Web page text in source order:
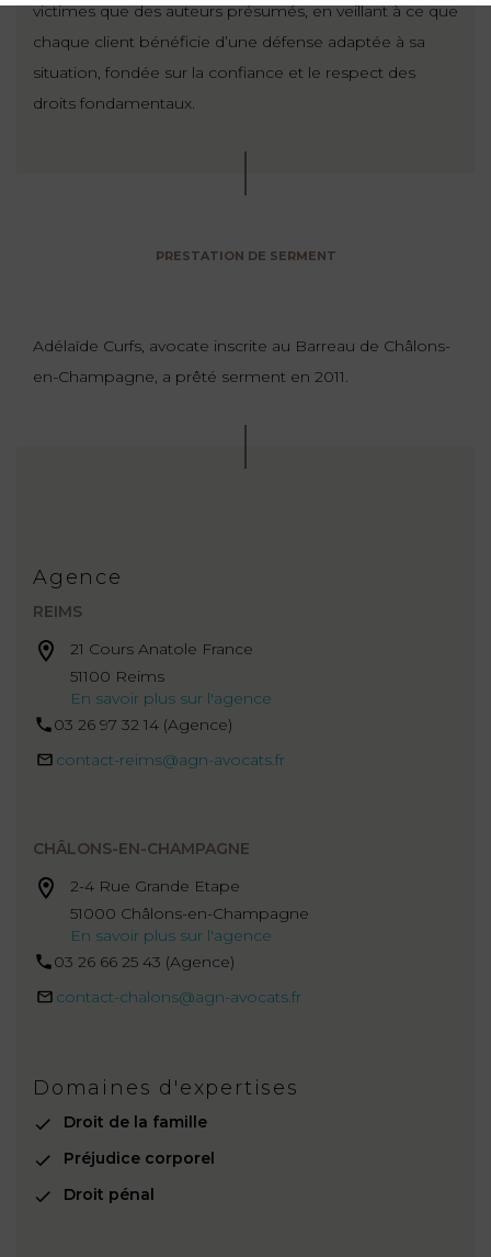
victimes que des auteurs présumés, en veillant à ce que
chaque client bénéficie d’une défense adaptée à sa
situation, fondée sur la confiance et le respect des
droits fondamentaux.
PRESTATION DE SERMENT
Adélaïde Curfs, avocate inscrite au Barreau de Châlons-
en-Champagne, a prêté serment en 2011.
Agence
REIMS
21 Cours Anatole France
51100 Reims
En savoir plus sur l'agence
03 26 97 32 14 (Agence)
contact-reims@agn-avocats.fr
CHÂLONS-EN-CHAMPAGNE
2-4 Rue Grande Etape
51000 Châlons-en-Champagne
En savoir plus sur l'agence
03 26 66 25 43 (Agence)
contact-chalons@agn-avocats.fr
Domaines d'expertises
Droit de la famille
Préjudice corporel
Droit pénal